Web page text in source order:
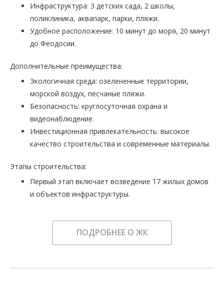
Инфраструктура: 3 детских сада, 2 школы,
поликлиника, аквапарк, парки, пляжи.
Удобное расположение: 10 минут до моря, 20 минут
до Феодосии.
Дополнительные преимущества:
Экологичная среда: озелененные территории,
морской воздух, песчаные пляжи.
Безопасность: круглосуточная охрана и
видеонаблюдение.
Инвестиционная привлекательность: высокое
качество строительства и современные материалы.
Этапы строительства:
Первый этап включает возведение 17 жилых домов
и объектов инфраструктуры.
ПОДРОБНЕЕ О ЖК